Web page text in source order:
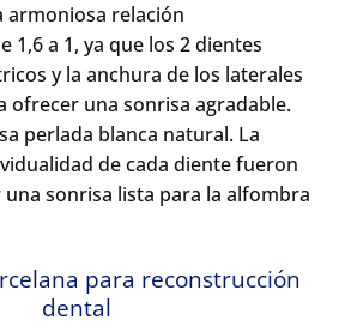
armoniosa relación
1,6 a 1, ya que los 2 dientes
y la anchura de los laterales
ofrecer una sonrisa agradable.
perlada blanca natural. La
de cada diente fueron
sonrisa lista para la alfombra
para reconstrucción
dental